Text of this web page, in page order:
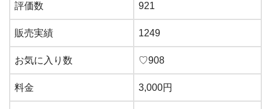
評価数 921
販売実績 1249
お気に入り数 ♡908
料金 3,000円